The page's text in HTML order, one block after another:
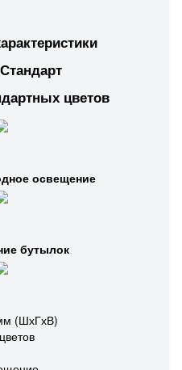
цветов
освещение
бутылок
(ШхГхВ)